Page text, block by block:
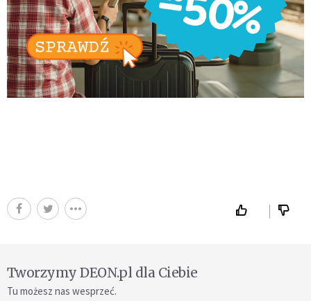
Tworzymy DEON.pl dla Ciebie
Tu możesz nas wesprzeć.